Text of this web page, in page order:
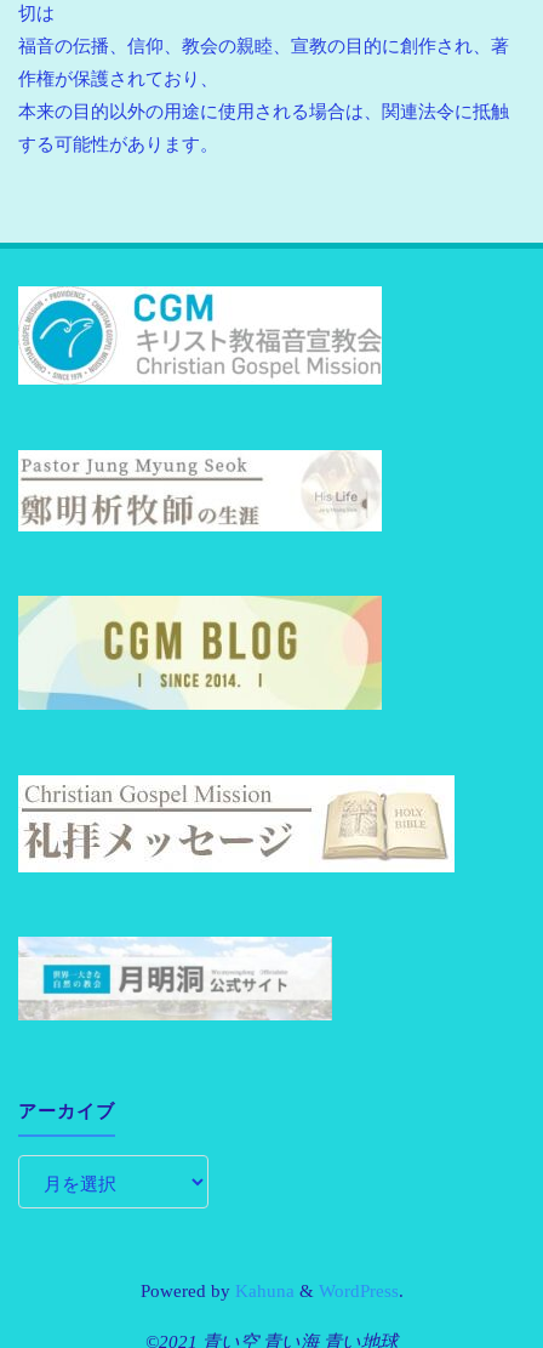
切は
福音の伝播、信仰、教会の親睦、宣教の目的に創作され、著
作権が保護されており、
本来の目的以外の用途に使用される場合は、関連法令に抵触
する可能性があります。
アーカイブ
Powered byKahuna & WordPress.
©2021 青い空 青い海 青い地球